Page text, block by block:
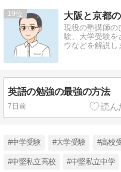
19 大阪と京都
現役の塾講師の
験、大学受験を
ウなどを解説し
英語の勉強の最強の方法
7日前
#中学受験 #大学受験 #高校
#中堅私立高校 #中堅私立中学